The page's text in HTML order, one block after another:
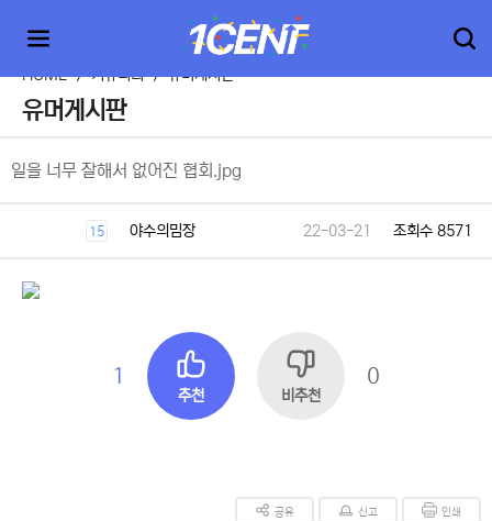
HOME > 커뮤니티 > 유머게시판
유머게시판
일을 너무 잘해서 없어진 협회.jpg
15 야수의밈장 22-03-21 조회수 8571
1
추천 비추천
0
공유 신고 인쇄